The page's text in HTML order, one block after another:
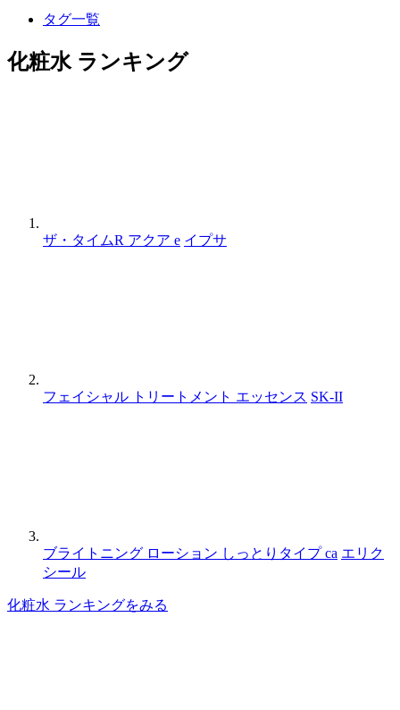
タグ一覧
化粧水 ランキング
ザ・タイムR アクア e イプサ
フェイシャル トリートメント エッセンス SK-II
ブライトニング ローション しっとりタイプ ca エリク
シール
化粧水 ランキングをみる